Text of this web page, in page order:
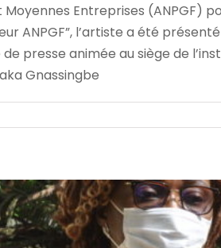
Entreprises (ANPGF)
ANPGF”, l’artiste a été
presse animée au siège de
Gnassingbe
DES PME/PMI ONT ETE INITIES
AU REGARD DE LA